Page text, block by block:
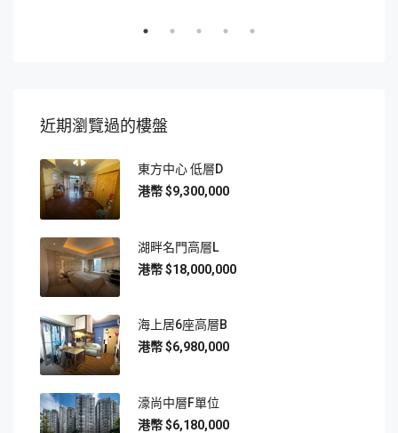
近期瀏覽過的樓盤
東方中心 低層D
$9,300,000
湖畔名門高層L
$18,000,000
海上居6座高層B
$6,980,000
濠尚中層F單位
$6,180,000